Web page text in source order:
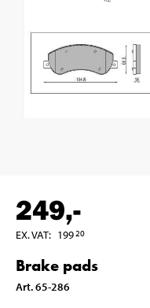
249,-
EX. VAT: 19920
Brake pads
Art.65-286